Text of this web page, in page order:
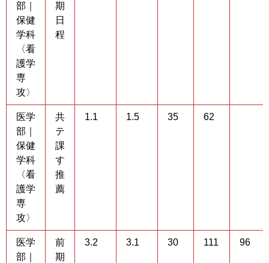
部｜
保健
学科
〈看
護学
専
攻〉
期
日
程
医学
部｜
保健
学科
〈看
護学
専
攻〉
共
テ
課
す
推
薦
1.1 1.5 35 62
医学
部｜
前
期
3.2 3.1 30 111 96